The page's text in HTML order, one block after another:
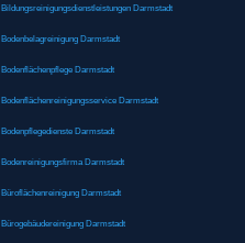
Bildungsreinigungsdienstleistungen Darmstadt
Bodenbelagreinigung Darmstadt
Bodenflächenpflege Darmstadt
Bodenflächenreinigungsservice Darmstadt
Bodenpflegedienste Darmstadt
Bodenreinigungsfirma Darmstadt
Büroflächenreinigung Darmstadt
Bürogebäudereinigung Darmstadt